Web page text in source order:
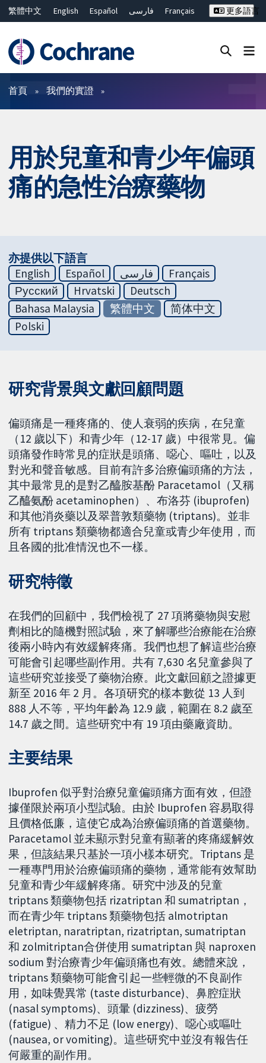
繁體中文 English Español فارسی
Français
ไทย
简体中文
更多語言
篩選條件
首頁 我們的實證
用於兒童和青少年偏頭
痛的急性治療藥物
亦提供以下語言
English
Español فارسی
Français
Русский
Hrvatski
Deutsch
Bahasa Malaysia
繁體中文
简体中文
Polski
研究背景與文獻回顧問題
偏頭痛是一種疼痛的、使人衰弱的疾病，在兒童
（12 歲以下）和青少年（12-17 歲）中很常見。偏
頭痛發作時常見的症狀是頭痛、噁心、嘔吐，以及
對光和聲音敏感。目前有許多治療偏頭痛的方法，
其中最常見的是對乙醯胺基酚 Paracetamol（又稱
乙醯氨酚 acetaminophen）、布洛芬 (ibuprofen)
和其他消炎藥以及翠普敦類藥物 (triptans)。並非
所有 triptans 類藥物都適合兒童或青少年使用，而
且各國的批准情況也不一樣。
研究特徵
在我們的回顧中，我們檢視了 27 項將藥物與安慰
劑相比的隨機對照試驗，來了解哪些治療能在治療
後兩小時內有效緩解疼痛。我們也想了解這些治療
可能會引起哪些副作用。共有 7,630 名兒童參與了
這些研究並接受了藥物治療。此文獻回顧之證據更
新至 2016 年 2 月。各項研究的樣本數從 13 人到
888 人不等，平均年齡為 12.9 歲，範圍在 8.2 歲至
14.7 歲之間。這些研究中有 19 項由藥廠資助。
主要结果
Ibuprofen 似乎對治療兒童偏頭痛方面有效，但證
據僅限於兩項小型試驗。由於 Ibuprofen 容易取得
且價格低廉，這使它成為治療偏頭痛的首選藥物。
Paracetamol 並未顯示對兒童有顯著的疼痛緩解效
果，但該結果只基於一項小樣本研究。Triptans 是
一種專門用於治療偏頭痛的藥物，通常能有效幫助
兒童和青少年緩解疼痛。研究中涉及的兒童
triptans 類藥物包括 rizatriptan 和 sumatriptan，
而在青少年 triptans 類藥物包括 almotriptan
eletriptan, naratriptan, rizatriptan, sumatriptan
和 zolmitriptan合併使用 sumatriptan 與 naproxen
sodium 對治療青少年偏頭痛也有效。總體來說，
triptans 類藥物可能會引起一些輕微的不良副作
用，如味覺異常 (taste disturbance)、鼻腔症狀
(nasal symptoms)、頭暈 (dizziness)、疲勞
(fatigue) 、精力不足 (low energy)、噁心或嘔吐
(nausea, or vomiting)。這些研究中並沒有報告任
何嚴重的副作用。